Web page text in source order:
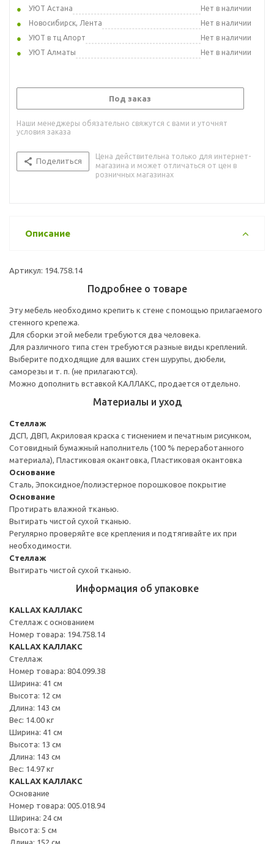
УЮТ Астана
Нет в наличии
Новосибирск, Лента
Нет в наличии
УЮТ в тц Апорт
Нет в наличии
УЮТ Алматы
Нет в наличии
Под заказ
Наши менеджеры обязательно свяжутся с вами и уточнят
условия заказа
Поделиться
Цена действительна только для интернет-
магазина и может отличаться от цен в
розничных магазинах
Описание
Артикул: 194.758.14
Подробнее о товаре
Эту мебель необходимо крепить к стене с помощью прилагаемого
стенного крепежа.
Для сборки этой мебели требуются два человека.
Для различного типа стен требуются разные виды креплений.
Выберите подходящие для ваших стен шурупы, дюбели,
саморезы и т. п. (не прилагаются).
Можно дополнить вставкой КАЛЛАКС, продается отдельно.
Материалы и уход
Стеллаж
ДСП, ДВП, Акриловая краска с тиснением и печатным рисунком,
Сотовидный бумажный наполнитель (100 % переработанного
материала), Пластиковая окантовка, Пластиковая окантовка
Основание
Сталь, Эпоксидное/полиэстерное порошковое покрытие
Основание
Протирать влажной тканью.
Вытирать чистой сухой тканью.
Регулярно проверяйте все крепления и подтягивайте их при
необходимости.
Стеллаж
Вытирать чистой сухой тканью.
Информация об упаковке
KALLAX КАЛЛАКС
Стеллаж с основанием
Номер товара: 194.758.14
KALLAX КАЛЛАКС
Стеллаж
Номер товара: 804.099.38
Ширина: 41 см
Высота: 12 см
Длина: 143 см
Вес: 14.00 кг
Ширина: 41 см
Высота: 13 см
Длина: 143 см
Вес: 14.97 кг
KALLAX КАЛЛАКС
Основание
Номер товара: 005.018.94
Ширина: 24 см
Высота: 5 см
Длина: 152 см